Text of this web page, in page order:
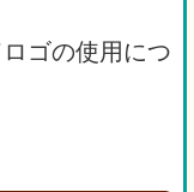
ゴの使用につ